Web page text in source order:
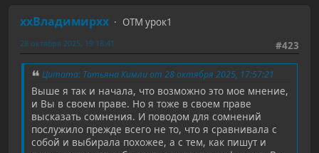
ххВладимирхх
ОТМ урок1
#423
28 октября 2025, 19:18:41
Цитата: Татьяна Кимли от 28 октября 2025, 17:57:21
Выше я так и начала, что возможно это мое мнение,
и Вы в своем праве. Но я тоже в своем праве
высказать сомнения. И поводом для сомнений
послужило прежде всего не то, что я сравнивала с
собой и выбирала похожее, а с тем, как пишут и